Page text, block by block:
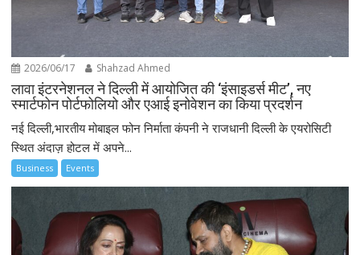
2026/06/17 Shahzad Ahmed
लावा इंटरनेशनल ने दिल्ली में आयोजित की ‘इंसाइडर्स मीट’, नए
स्मार्टफोन पोर्टफोलियो और एआई इनोवेशन का किया प्रदर्शन
नई दिल्ली,भारतीय मोबाइल फोन निर्माता कंपनी ने राजधानी दिल्ली के एयरोसिटी
स्थित अंदाज़ होटल में अपने...
Business Events